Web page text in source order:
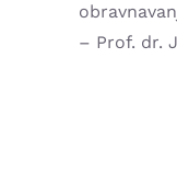
– Prof. dr.